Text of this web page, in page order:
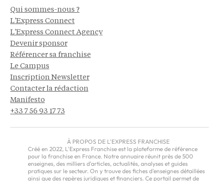
Qui sommes-nous ?
L'Express Connect
L'Express Connect Agency
Devenir sponsor
Référencer sa franchise
Le Campus
Inscription Newsletter
Contacter la rédaction
Manifesto
+33 7 56 93 17 73
À PROPOS DE L'EXPRESS FRANCHISE
Créé en 2022, L'Express Franchise est la plateforme de référence
pour la franchise en France. Notre annuaire réunit près de 500
enseignes, des milliers d'articles, actualités, analyses et guides
pratiques sur le secteur. On y trouve des fiches d'enseignes détaillées
ainsi que des repères juridiques et financiers. Ce portail permet de